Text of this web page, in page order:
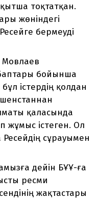
тоқтатқан.
жөніндегі
бермеуді
Мовлаев
бойынша
істердің қолдан
қаласында
істеген. Ол
сұрауымен
дейін БҰҰ-ға
ресми
жақтастары